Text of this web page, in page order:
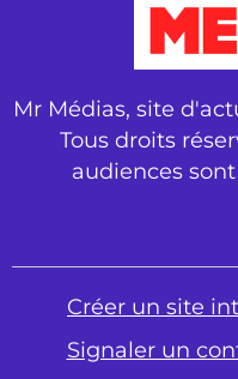
Mr Médias, site
Tous droits
audiences
Créer un site
Signaler un